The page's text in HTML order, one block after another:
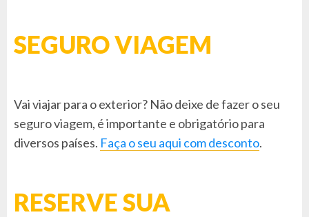
SEGURO VIAGEM
Vai viajar para o exterior? Não deixe de fazer o seu
seguro viagem, é importante e obrigatório para
diversos países. Faça o seu aqui com desconto.
RESERVE SUA